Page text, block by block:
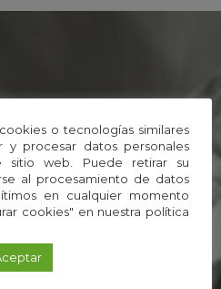
o tecnologías similares
y procesar datos personales
sitio web. Puede retirar su
al procesamiento de datos
en cualquier momento
cookies" en nuestra política